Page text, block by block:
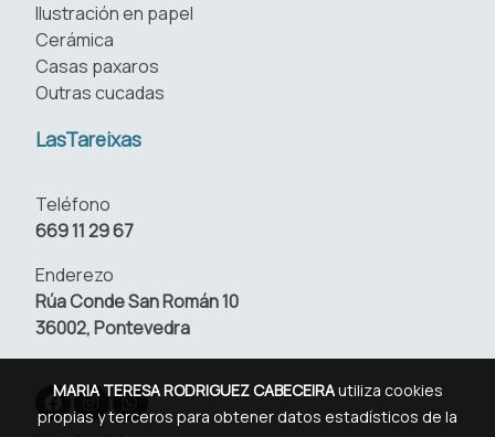
Ilustración en papel
Cerámica
Casas paxaros
Outras cucadas
LasTareixas
Teléfono
669 11 29 67
Enderezo
Rúa Conde San Román 10
36002, Pontevedra
MARIA TERESA RODRIGUEZ CABECEIRAutiliza cookies
propias y terceros para obtener datos estadísticos de la